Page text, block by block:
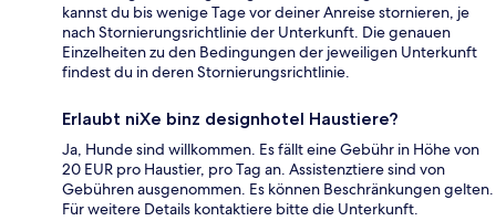
kannst du bis wenige Tage vor deiner Anreise stornieren, je
nach Stornierungsrichtlinie der Unterkunft. Die genauen
Einzelheiten zu den Bedingungen der jeweiligen Unterkunft
findest du in deren Stornierungsrichtlinie.
Erlaubt niXe binz designhotel Haustiere?
Ja, Hunde sind willkommen. Es fällt eine Gebühr in Höhe von
20 EUR pro Haustier, pro Tag an. Assistenztiere sind von
Gebühren ausgenommen. Es können Beschränkungen gelten.
Für weitere Details kontaktiere bitte die Unterkunft.